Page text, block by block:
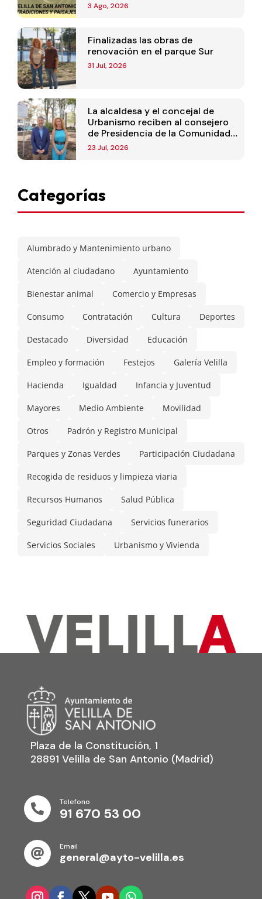
3 Ago, 2026
Finalizadas las obras de
renovación en el parque Sur
31 Jul, 2026
La alcaldesa y el concejal de
Urbanismo reciben al consejero
de Presidencia de la Comunidad
de Madrid
23 Jul, 2026
Categorías
Alumbrado y Mantenimiento urbano
Atención al ciudadano Ayuntamiento
Bienestar animal Comercio y Empresas
Consumo Contratación Cultura Deportes
Destacado Diversidad Educación
Empleo y formación Festejos Galería Velilla
Hacienda Igualdad Infancia y Juventud
Mayores Medio Ambiente Movilidad
Otros Padrón y Registro Municipal
Parques y Zonas Verdes Participación Ciudadana
Recogida de residuos y limpieza viaria
Recursos Humanos Salud Pública
Seguridad Ciudadana Servicios funerarios
Servicios Sociales Urbanismo y Vivienda
Plaza de la Constitución, 1
28891 Velilla de San Antonio (Madrid)

Telefono
91 670 53 00

Email
general@ayto-velilla.es